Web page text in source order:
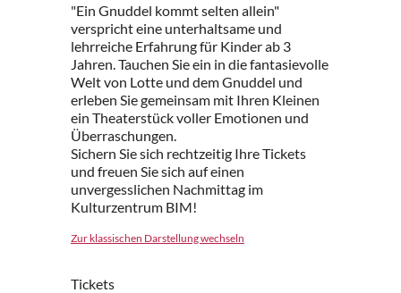
"Ein Gnuddel kommt selten allein"
verspricht eine unterhaltsame und
lehrreiche Erfahrung für Kinder ab 3
Jahren. Tauchen Sie ein in die fantasievolle
Welt von Lotte und dem Gnuddel und
erleben Sie gemeinsam mit Ihren Kleinen
ein Theaterstück voller Emotionen und
Überraschungen.
Sichern Sie sich rechtzeitig Ihre Tickets
und freuen Sie sich auf einen
unvergesslichen Nachmittag im
Kulturzentrum BIM!
Zur klassischen Darstellung wechseln
Tickets